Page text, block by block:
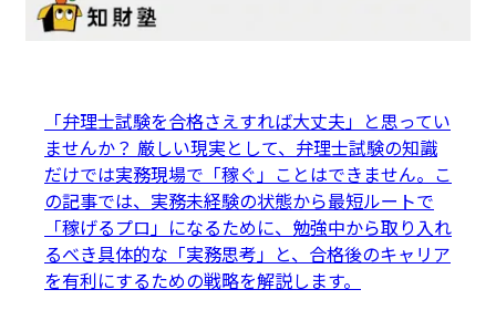
「弁理士試験を合格さえすれば大丈夫」と思ってい
ませんか？ 厳しい現実として、弁理士試験の知識
だけでは実務現場で「稼ぐ」ことはできません。こ
の記事では、実務未経験の状態から最短ルートで
「稼げるプロ」になるために、勉強中から取り入れ
るべき具体的な「実務思考」と、合格後のキャリア
を有利にするための戦略を解説します。